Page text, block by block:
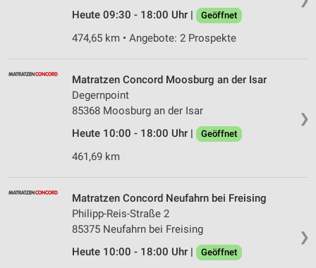
Heute 09:30 - 18:00 Uhr | Geöffnet
474,65 km • Angebote: 2 Prospekte
❯
Matratzen Concord Moosburg an der Isar
Degernpoint
85368 Moosburg an der Isar
Heute 10:00 - 18:00 Uhr |
Geöffnet
461,69 km
❯
Matratzen Concord Neufahrn bei Freising
Philipp-Reis-Straße 2
85375 Neufahrn bei Freising
Heute 10:00 - 18:00 Uhr |
Geöffnet